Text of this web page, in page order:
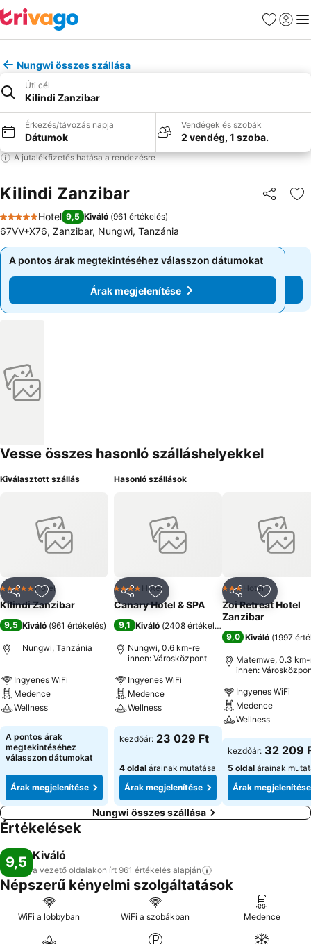
Kedvencek
Nungwi összes szállása
Úti cél
Kilindi Zanzibar
Érkezés/távozás napja
Dátumok
Vendégek és szobák
2 vendég, 1 szoba.
A jutalékfizetés hatása a rendezésre
Kilindi Zanzibar
5 Kategória
Hotel 9,5 Kiváló (961 értékelés)
67VV+X76, Zanzibar, Nungwi, Tanzánia
A pontos árak megtekintéséhez válasszon dátumokat
Árak megjelenítése
A pontos árak megtekintéséhez válasszon dátumokat
Árak megjelenítése
Vesse összes hasonló szálláshelyekkel
Kiválasztott szállás
MegosztásHozzáadás a kedvencekhez
5 KategóriaHotel
Kilindi Zanzibar
9,5 Kiváló (961 értékelés)
Nungwi, Tanzánia
Ingyenes WiFi
Medence
Wellness
Árak megjelenítése
A pontos árak
megtekintéséhez
válasszon dátumokat
Árak megjelenítése
Hasonló szállások
MegosztásHozzáadás a kedvencekhez
4 Kategória
Hotel
Canary Hotel & SPA
9,1 Kiváló (2408 értékelés
Nungwi, 0.6 km-re
innen: Városközpont
Ingyenes WiFi
Medence
Wellness
Árak megjelenítése
kezdőár: 23 029 Ft
4 oldal árainak mutatása
Árak megjelenítése
Megosztás
3 Kategória
Hotel
Zoi Retreat Hotel
Zanzibar
9,0 Kiváló (1997
Matemwe, 0.3
innen:
Ingyenes WiFi
Medence
Wellness
Árak
kezdőár: 32 209
5 oldal árainak
Árak megjelenítése
Nungwi összes szállása
Értékelések
9,5 Kiváló
a vezető oldalakon írt 961 értékelés alapján
Népszerű kényelmi szolgáltatások
WiFi a lobbyban WiFi a szobákban Medence